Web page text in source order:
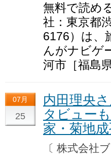
無料で読め
社：東京都
6176）は、
んがナビゲ
河市［福島
07月
25
内田理央
タビュー
家・菊地
〔 株式会社